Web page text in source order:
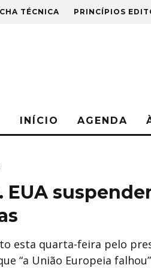
TÉCNICA PRINCÍPIOS
INÍCIO AGENDA
EUA
esta quarta-feira pelo
“a União Europeia